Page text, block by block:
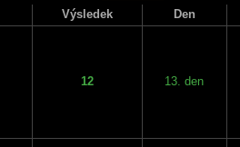
Výsledek Den
12 13. den